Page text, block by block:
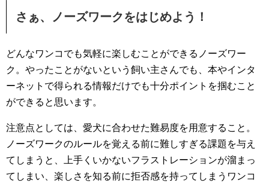
さぁ、ノーズワークをはじめよう！
どんなワンコでも気軽に楽しむことができるノーズワー
ク。やったことがないという飼い主さんでも、本やインタ
ーネットで得られる情報だけでも十分ポイントを掴むこと
ができると思います。
注意点としては、愛犬に合わせた難易度を用意すること。
ノーズワークのルールを覚える前に難しすぎる課題を与え
てしまうと、上手くいかないフラストレーションが溜まっ
てしまい、楽しさを知る前に拒否感を持ってしまうワンコ